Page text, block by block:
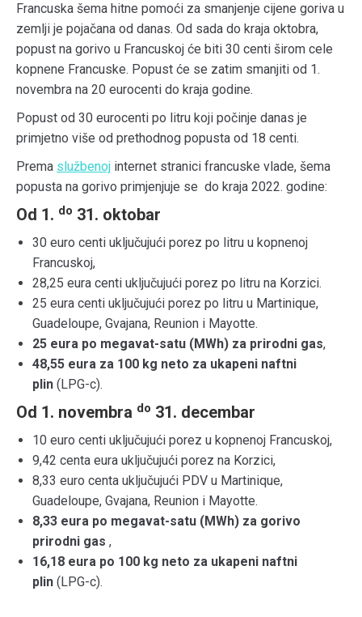
Francuska šema hitne pomoći za smanjenje cijene goriva u
zemlji je pojačana od danas. Od sada do kraja oktobra,
popust na gorivo u Francuskoj će biti 30 centi širom cele
kopnene Francuske. Popust će se zatim smanjiti od 1.
novembra na 20 eurocenti do kraja godine.
Popust od 30 eurocenti po litru koji počinje danas je
primjetno više od prethodnog popusta od 18 centi.
Prema službenoj internet stranici francuske vlade, šema
popusta na gorivo primjenjuje se do kraja 2022. godine:
Od 1. do 31. oktobar
30 euro centi uključujući porez po litru u kopnenoj
Francuskoj,
28,25 eura centi uključujući porez po litru na Korzici.
25 eura centi uključujući porez po litru u Martinique,
Guadeloupe, Gvajana, Reunion i Mayotte.
25 eura po megavat-satu (MWh) za prirodni gas,
48,55 eura za 100 kg neto za ukapeni naftni
plin (LPG-c).
Od 1. novembra do 31. decembar
10 euro centi uključujući porez u kopnenoj Francuskoj,
9,42 centa eura uključujući porez na Korzici,
8,33 euro centa uključujući PDV u Martinique,
Guadeloupe, Gvajana, Reunion i Mayotte.
8,33 eura po megavat-satu (MWh) za gorivo
prirodni gas ,
16,18 eura po 100 kg neto za ukapeni naftni
plin (LPG-c).